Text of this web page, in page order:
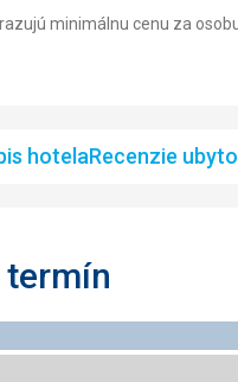
minimálnu cenu za
hotelaRecenzie